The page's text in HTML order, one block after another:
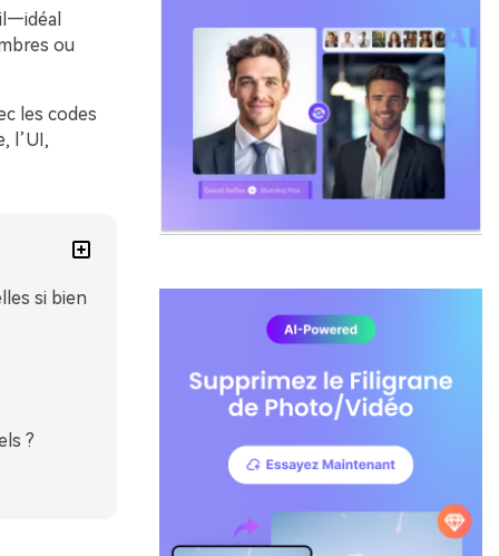
ou
les codes
l’UI,
si bien
?